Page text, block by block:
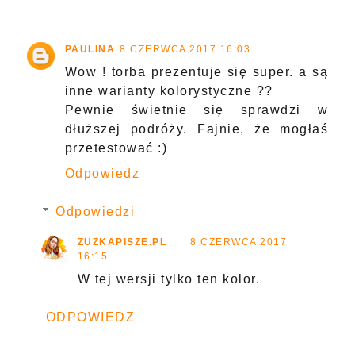
PAULINA 8 CZERWCA 2017 16:03
Wow ! torba prezentuje się super. a są
inne warianty kolorystyczne ??
Pewnie świetnie się sprawdzi w
dłuższej podróży. Fajnie, że mogłaś
przetestować :)
Odpowiedz
Odpowiedzi
ZUZKAPISZE.PL
8 CZERWCA 2017
16:15
W tej wersji tylko ten kolor.
ODPOWIEDZ